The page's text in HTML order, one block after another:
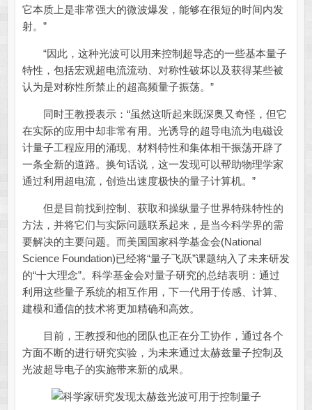
它本质上是非常强大的微波爆发，能够在很短的时间内发
射。”
“因此，这种光波可以用来控制超导态的一些基本量子
特性，包括宏观超电流流动、对称性破坏以及获得某些被
认为是对称性所禁止的超高频量子振荡。”
同时王教授表示：“虽然这听起来既深奥又奇怪，但它
在实际的应用中却非常有用。光诱导的超导电流为电磁设
计量子工程应用的涌现、材料特性和集体相干振荡开辟了
一条全新的道路。换句话说，这一发现可以帮助物理学家
通过利用超电流，创造出速度极快的量子计算机。”
但是目前找到控制、获取和操纵量子世界特殊特性的
方法，并将它们与实际问题联系起来，是当今科学界的需
要解决的主要问题。而美国国家科学基金会(National
Science Foundation)已经将“量子飞跃”课题纳入了未来研发
的“十大理念”。科学基金会对量子研究的总结表明：通过
利用这些量子系统的相互作用，下一代用于传感、计算、
建模和通信的技术将更加精确和高效。
目前，王教授和他的团队也正在分工协作，通过各个
方面不断的进行研究实验，为未来通过太赫兹量子控制及
光波超导电子的实施带来新的成果。